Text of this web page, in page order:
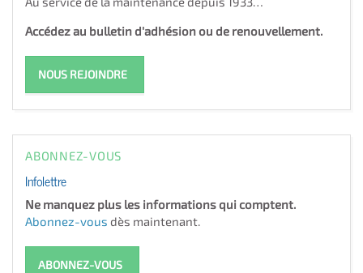
Accédez au bulletin d'adhésion ou de renouvellement.
NOUS REJOINDRE
ABONNEZ-VOUS
Infolettre
Ne manquez plus les informations qui comptent.
Abonnez-vous dès maintenant.
ABONNEZ-VOUS